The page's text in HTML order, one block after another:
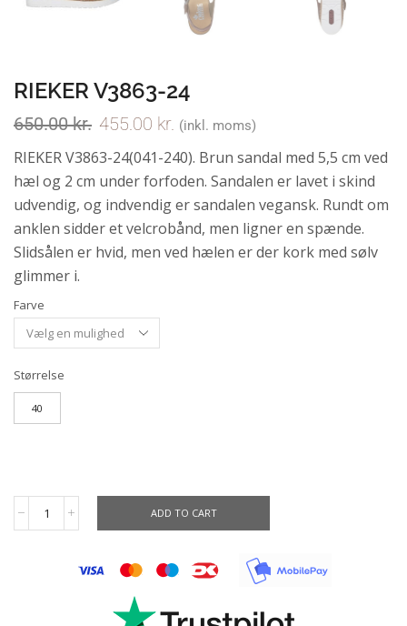
RIEKER V3863-24
650.00kr. 455.00 kr. (inkl. moms)
RIEKER V3863-24(041-240). Brun sandal med 5,5 cm ved
hæl og 2 cm under forfoden. Sandalen er lavet i skind
udvendig, og indvendig er sandalen vegansk. Rundt om
anklen sidder et velcrobånd, men ligner en spænde.
Slidsålen er hvid, men ved hælen er der kork med sølv
glimmer i.
Farve
Størrelse
40
ADD TO CART